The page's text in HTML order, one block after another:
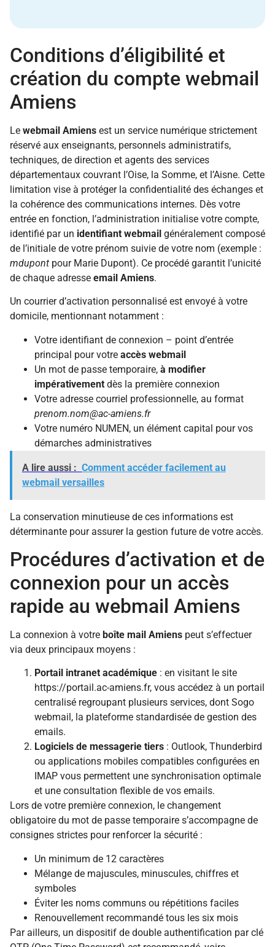
Conditions d’éligibilité et
création du compte webmail
Amiens
Le webmail Amiens est un service numérique strictement
réservé aux enseignants, personnels administratifs,
techniques, de direction et agents des services
départementaux couvrant l’Oise, la Somme, et l’Aisne. Cette
limitation vise à protéger la confidentialité des échanges et
la cohérence des communications internes. Dès votre
entrée en fonction, l’administration initialise votre compte,
identifié par un identifiant webmail généralement composé
de l’initiale de votre prénom suivie de votre nom (exemple :
mdupont pour Marie Dupont). Ce procédé garantit l’unicité
de chaque adresse email Amiens.
Un courrier d’activation personnalisé est envoyé à votre
domicile, mentionnant notamment :
Votre identifiant de connexion – point d’entrée
principal pour votre accès webmail
Un mot de passe temporaire, à modifier
impérativement dès la première connexion
Votre adresse courriel professionnelle, au format
prenom.nom@ac-amiens.fr
Votre numéro NUMEN, un élément capital pour vos
démarches administratives
A lire aussi : Comment accéder facilement au
webmail versailles
La conservation minutieuse de ces informations est
déterminante pour assurer la gestion future de votre accès.
Procédures d’activation et de
connexion pour un accès
rapide au webmail Amiens
La connexion à votre boîte mail Amiens peut s’effectuer
via deux principaux moyens :
Portail intranet académique : en visitant le site
https://portail.ac-amiens.fr, vous accédez à un portail
centralisé regroupant plusieurs services, dont Sogo
webmail, la plateforme standardisée de gestion des
emails.
Logiciels de messagerie tiers : Outlook, Thunderbird
ou applications mobiles compatibles configurées en
IMAP vous permettent une synchronisation optimale
et une consultation flexible de vos emails.
Lors de votre première connexion, le changement
obligatoire du mot de passe temporaire s’accompagne de
consignes strictes pour renforcer la sécurité :
Un minimum de 12 caractères
Mélange de majuscules, minuscules, chiffres et
symboles
Éviter les noms communs ou répétitions faciles
Renouvellement recommandé tous les six mois
Par ailleurs, un dispositif de double authentification par clé